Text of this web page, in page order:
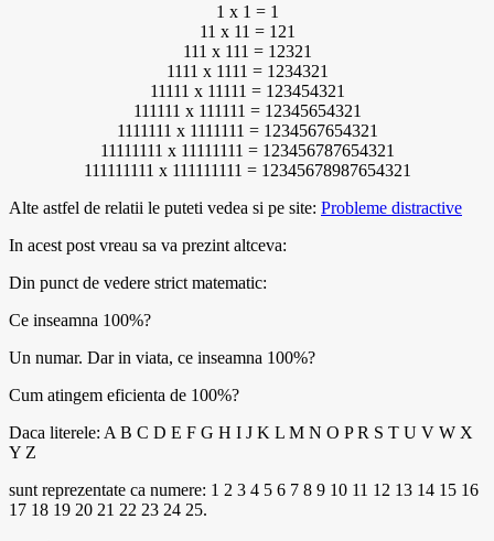
1 x 1 = 1
11 x 11 = 121
111 x 111 = 12321
1111 x 1111 = 1234321
11111 x 11111 = 123454321
111111 x 111111 = 12345654321
1111111 x 1111111 = 1234567654321
11111111 x 11111111 = 123456787654321
111111111 x 111111111 = 12345678987654321
Alte astfel de relatii le puteti vedea si pe site: Probleme distractive
In acest post vreau sa va prezint altceva:
Din punct de vedere strict matematic:
Ce inseamna 100%?
Un numar. Dar in viata, ce inseamna 100%?
Cum atingem eficienta de 100%?
Daca literele: A B C D E F G H I J K L M N O P R S T U V W X
Y Z
sunt reprezentate ca numere: 1 2 3 4 5 6 7 8 9 10 11 12 13 14 15 16
17 18 19 20 21 22 23 24 25.